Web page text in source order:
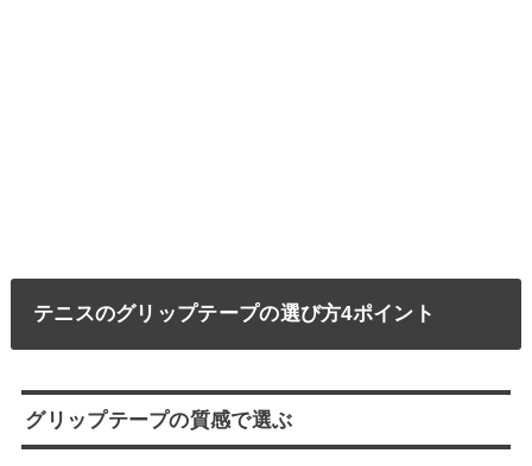
テニスのグリップテープの選び方4ポイント
グリップテープの質感で選ぶ